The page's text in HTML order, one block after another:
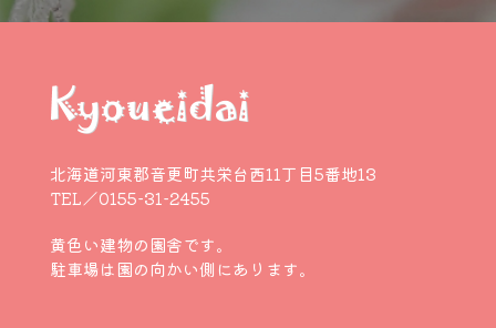
北海道河東郡音更町共栄台西11丁目5番地13
TEL／0155-31-2455
黄色い建物の園舎です。
駐車場は園の向かい側にあります。